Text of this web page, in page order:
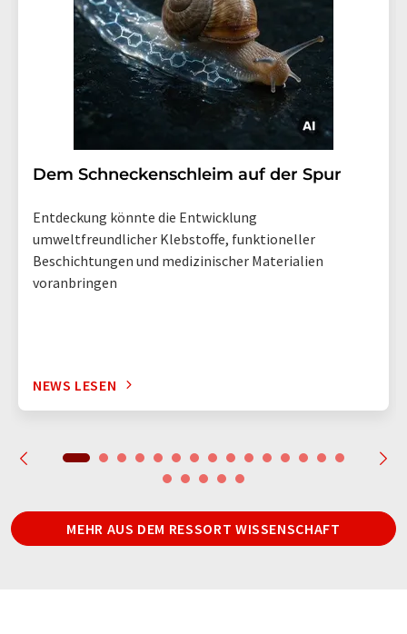
Dem Schneckenschleim auf der Spur
Entdeckung könnte die Entwicklung
umweltfreundlicher Klebstoffe, funktioneller
Beschichtungen und medizinischer Materialien
voranbringen
NEWS LESEN
MEHR AUS DEM RESSORT WISSENSCHAFT